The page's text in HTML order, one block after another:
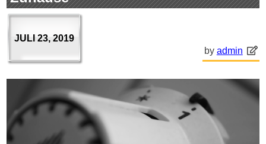
JULI 23, 2019
by admin